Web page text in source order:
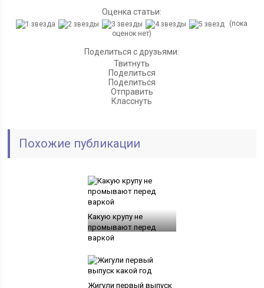
Оценка статьи:
(пока
оценок нет)
Поделиться с друзьями:
Твитнуть
Поделиться
Поделиться
Отправить
Класснуть
Похожие публикации
Какую крупу не
промывают перед
варкой
Жигули первый выпуск